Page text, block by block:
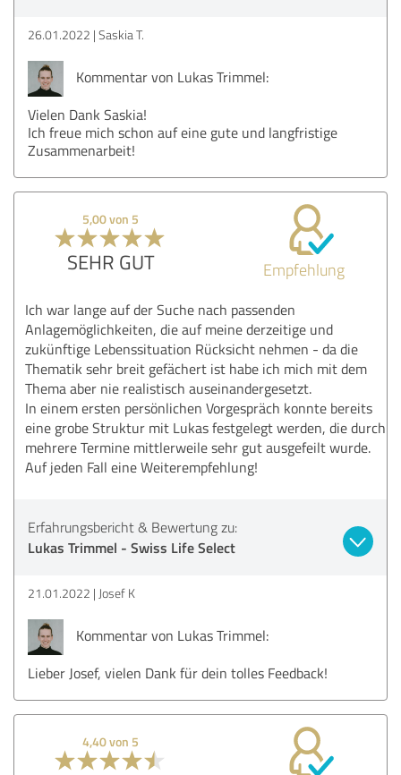
26.01.2022 Saskia T.
Kommentar von Lukas Trimmel:
Vielen Dank Saskia!
Ich freue mich schon auf eine gute und langfristige
Zusammenarbeit!
5,00 von 5
SEHR GUT Empfehlung
Ich war lange auf der Suche nach passenden
Anlagemöglichkeiten, die auf meine derzeitige und
zukünftige Lebenssituation Rücksicht nehmen - da die
Thematik sehr breit gefächert ist habe ich mich mit dem
Thema aber nie realistisch auseinandergesetzt.
In einem ersten persönlichen Vorgespräch konnte bereits
eine grobe Struktur mit Lukas festgelegt werden, die durch
mehrere Termine mittlerweile sehr gut ausgefeilt wurde.
Auf jeden Fall eine Weiterempfehlung!
Erfahrungsbericht & Bewertung zu:
Lukas Trimmel - Swiss Life Select
21.01.2022 Josef K
Kommentar von Lukas Trimmel:
Lieber Josef, vielen Dank für dein tolles Feedback!
4,40 von 5